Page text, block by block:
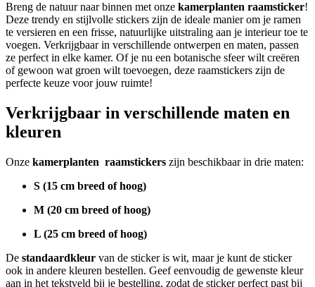
Breng de natuur naar binnen met onze kamerplanten raamsticker!
Deze trendy en stijlvolle stickers zijn de ideale manier om je ramen
te versieren en een frisse, natuurlijke uitstraling aan je interieur toe te
voegen. Verkrijgbaar in verschillende ontwerpen en maten, passen
ze perfect in elke kamer. Of je nu een botanische sfeer wilt creëren
of gewoon wat groen wilt toevoegen, deze raamstickers zijn de
perfecte keuze voor jouw ruimte!
Verkrijgbaar in verschillende maten en
kleuren
Onze kamerplanten raamstickers zijn beschikbaar in drie maten:
S (15 cm breed of hoog)
M (20 cm breed of hoog)
L (25 cm breed of hoog)
De standaardkleur van de sticker is wit, maar je kunt de sticker
ook in andere kleuren bestellen. Geef eenvoudig de gewenste kleur
aan in het tekstveld bij je bestelling, zodat de sticker perfect past bij